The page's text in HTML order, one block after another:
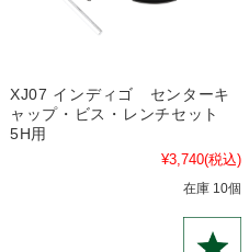
XJ07 インディゴ センターキ
ャップ・ビス・レンチセット
5H用
¥3,740(税込)
在庫 10個